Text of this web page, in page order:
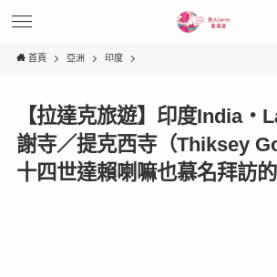
首頁 亞洲 印度
【拉達克旅遊】印度
謝寺／提克西寺（Thiksey
十四世達賴喇嘛也慕名拜訪